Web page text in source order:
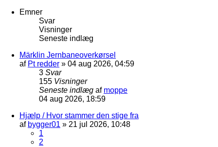
Emner
Svar
Visninger
Seneste indlæg
Märklin Jernbaneoverkørsel
af Pt redder » 04 aug 2026, 04:59
3 Svar
155 Visninger
Seneste indlæg af moppe
04 aug 2026, 18:59
Hjælp / Hvor stammer den stige fra
af bygger01 » 21 jul 2026, 10:48
1
2